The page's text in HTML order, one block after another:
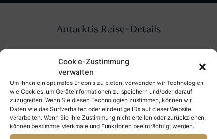
Cookie-Zustimmung
verwalten
Um Ihnen ein optimales Erlebnis zu bieten, verwenden wir Technologien
wie Cookies, um Geräteinformationen zu speichern und/oder darauf
zuzugreifen. Wenn Sie diesen Technologien zustimmen, können wir
Daten wie das Surfverhalten oder eindeutige IDs auf dieser Website
verarbeiten. Wenn Sie Ihre Zustimmung nicht erteilen oder zurückziehen,
können bestimmte Merkmale und Funktionen beeinträchtigt werden.
Antarktis Reise-Details
Reiseverlauf Leistungen & Hinweise
Kabinen & Preise Aktivitäten Schiff
alles ausklappen alles einklappen